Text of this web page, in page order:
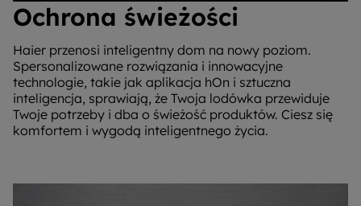
Ochrona świeżości
Haier przenosi inteligentny dom na nowy poziom.
Spersonalizowane rozwiązania i innowacyjne
technologie, takie jak aplikacja hOn i sztuczna
inteligencja, sprawiają, że Twoja lodówka przewiduje
Twoje potrzeby i dba o świeżość produktów. Ciesz się
komfortem i wygodą inteligentnego życia.